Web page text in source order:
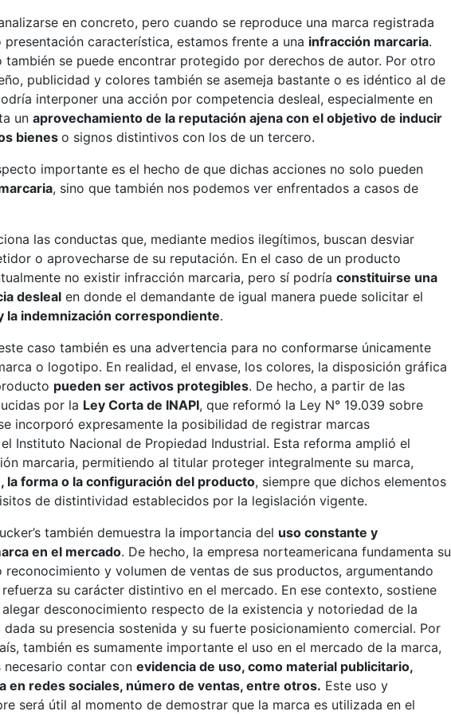
en concreto, pero cuando se reproduce una marca registrada
presentación característica, estamos frente a una infracción marcaria.
también se puede encontrar protegido por derechos de autor. Por otro
publicidad y colores también se asemeja bastante o es idéntico al de
interponer una acción por competencia desleal, especialmente en
un aprovechamiento de la reputación ajena con el objetivo de inducir
bienes o signos distintivos con los de un tercero.
importante es el hecho de que dichas acciones no solo pueden
, sino que también nos podemos ver enfrentados a casos de
las conductas que, mediante medios ilegítimos, buscan desviar
o aprovecharse de su reputación. En el caso de un producto
no existir infracción marcaria, pero sí podría constituirse una
desleal en donde el demandante de igual manera puede solicitar el
la indemnización correspondiente.
caso también es una advertencia para no conformarse únicamente
o logotipo. En realidad, el envase, los colores, la disposición gráfica
pueden ser activos protegibles. De hecho, a partir de las
por la Ley Corta de INAPI, que reformó la Ley N° 19.039 sobre
incorporó expresamente la posibilidad de registrar marcas
Instituto Nacional de Propiedad Industrial. Esta reforma amplió el
marcaria, permitiendo al titular proteger integralmente su marca,
la forma o la configuración del producto, siempre que dichos elementos
de distintividad establecidos por la legislación vigente.
también demuestra la importancia del uso constante y
en el mercado. De hecho, la empresa norteamericana fundamenta su
reconocimiento y volumen de ventas de sus productos, argumentando
su carácter distintivo en el mercado. En ese contexto, sostiene
desconocimiento respecto de la existencia y notoriedad de la
dada su presencia sostenida y su fuerte posicionamiento comercial. Por
también es sumamente importante el uso en el mercado de la marca,
contar con evidencia de uso, como material publicitario,
en redes sociales, número de ventas, entre otros. Este uso y
será útil al momento de demostrar que la marca es utilizada en el